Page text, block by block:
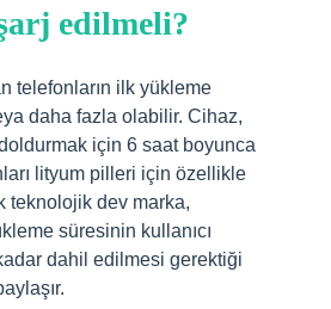
edilmeli?
telefonların ilk yükleme
daha fazla olabilir. Cihaz,
için 6 saat boyunca
lityum pilleri için özellikle
teknolojik dev marka,
süresinin kullanıcı
dahil edilmesi gerektiği